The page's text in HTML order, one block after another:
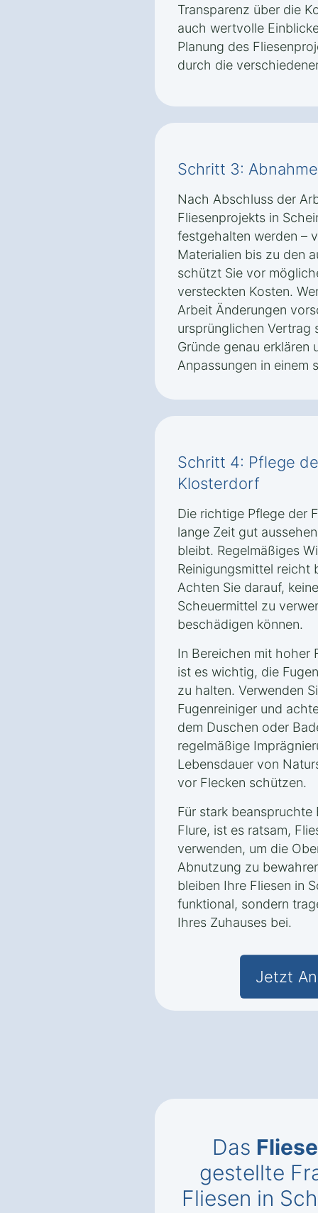
Transparenz über die
auch wertvolle
Planung des
durch die
Schritt 3:
Nach Abschluss der
Fliesenprojekts in
festgehalten werden –
Materialien bis zu den
schützt Sie vor
versteckten Kosten.
Arbeit Änderungen
ursprünglichen Vertrag
Gründe genau erklären
Anpassungen in einem
Schritt 4: Pflege
Klosterdorf
Die richtige Pflege der
lange Zeit gut
bleibt. Regelmäßiges
Reinigungsmittel reicht
Achten Sie darauf,
Scheuermittel zu
beschädigen können.
In Bereichen mit hoher
ist es wichtig, die
zu halten. Verwenden
Fugenreiniger und
dem Duschen oder
regelmäßige
Lebensdauer von
vor Flecken schützen.
Für stark
Flure, ist es ratsam,
verwenden, um die
Abnutzung zu
bleiben Ihre Fliesen in
funktional, sondern
Ihres Zuhauses bei.
Jetzt
Das
gestellte
Fliesen in